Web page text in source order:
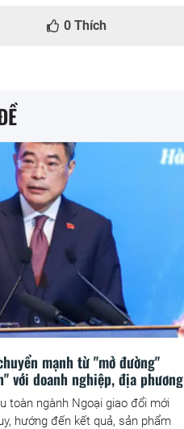
0 Thích
mạnh từ "mở đường"
với doanh nghiệp, địa phương
toàn ngành Ngoại giao đổi mới
hướng đến kết quả, sản phẩm